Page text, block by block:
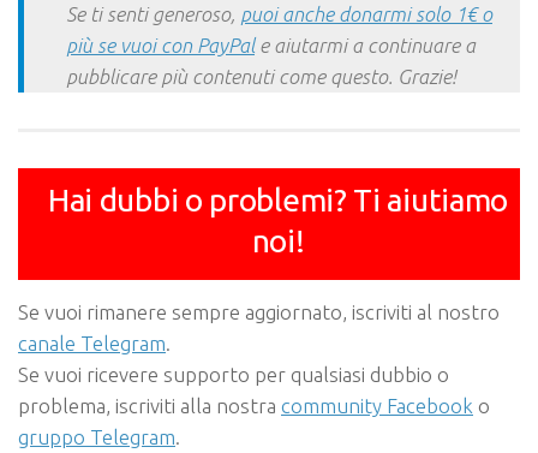
Se ti senti generoso, puoi anche donarmi solo 1€ o
più se vuoi con PayPale aiutarmi a continuare a
pubblicare più contenuti come questo. Grazie!
Hai dubbi o problemi? Ti aiutiamo
noi!
Se vuoi rimanere sempre aggiornato, iscriviti al nostro
canale Telegram.
Se vuoi ricevere supporto per qualsiasi dubbio o
problema, iscriviti alla nostra community Facebook o
gruppo Telegram.